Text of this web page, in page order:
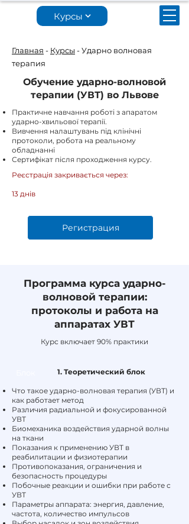
Курсы
Главная - Курсы - Ударно волновая
терапия
Обучение ударно-волновой
терапии (УВТ) во Львове
Практичне навчання роботі з апаратом
ударно-хвильової терапії.
Вивчення налаштувань під клінічні
протоколи, робота на реальному
обладнанні
Сертифікат після проходження курсу.
Реєстрація закривається через:
13 днів
Регистрация
Программа курса ударно-
волновой терапии:
протоколы и работа на
аппаратах УВТ
Курс включает 90% практики
1. Теоретический блок
Что такое ударно-волновая терапия (УВТ) и
как работает метод
Различия радиальной и фокусированной
УВТ
Биомеханика воздействия ударной волны
на ткани
Показания к применению УВТ в
реабилитации и физиотерапии
Противопоказания, ограничения и
безопасность процедуры
Побочные реакции и ошибки при работе с
УВТ
Параметры аппарата: энергия, давление,
частота, количество импульсов